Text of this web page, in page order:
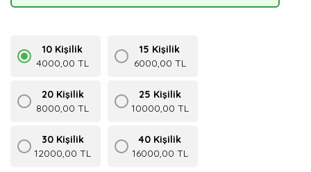
10 Kişilik
4000,00 TL
15 Kişilik
6000,00 TL
20 Kişilik
8000,00 TL
25 Kişilik
10000,00 TL
30 Kişilik
12000,00 TL
40 Kişilik
16000,00 TL